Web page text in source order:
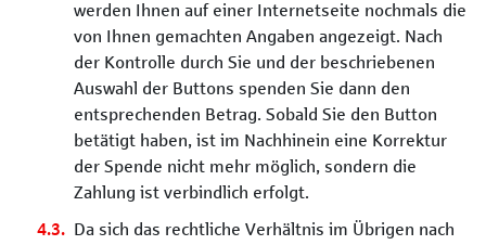
werden Ihnen auf einer Internetseite nochmals die
von Ihnen gemachten Angaben angezeigt. Nach
der Kontrolle durch Sie und der beschriebenen
Auswahl der Buttons spenden Sie dann den
entsprechenden Betrag. Sobald Sie den Button
betätigt haben, ist im Nachhinein eine Korrektur
der Spende nicht mehr möglich, sondern die
Zahlung ist verbindlich erfolgt.
Da sich das rechtliche Verhältnis im Übrigen nach